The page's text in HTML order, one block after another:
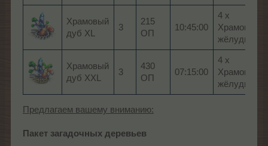
Храмовый
дуб XL
3
215
ОП
10:45:00
4 x
Храмовый
жёлудь
Храмовый
дуб XXL
3
430
ОП
07:15:00
4 x
Храмовый
жёлудь
Предлагаем вашему вниманию:
Пакет загадочных деревьев